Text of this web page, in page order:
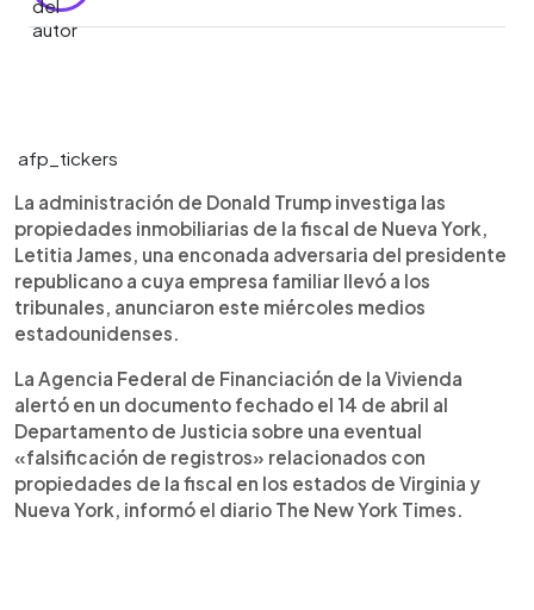
afp_tickers
La administración de Donald Trump investiga las
propiedades inmobiliarias de la fiscal de Nueva York,
Letitia James, una enconada adversaria del presidente
republicano a cuya empresa familiar llevó a los
tribunales, anunciaron este miércoles medios
estadounidenses.
La Agencia Federal de Financiación de la Vivienda
alertó en un documento fechado el 14 de abril al
Departamento de Justicia sobre una eventual
«falsificación de registros» relacionados con
propiedades de la fiscal en los estados de Virginia y
Nueva York, informó el diario The New York Times.